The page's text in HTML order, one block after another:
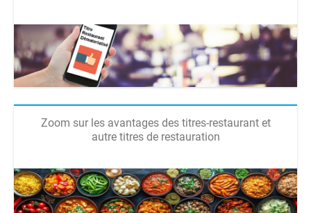
Zoom sur les avantages des titres-restaurant et
autre titres de restauration